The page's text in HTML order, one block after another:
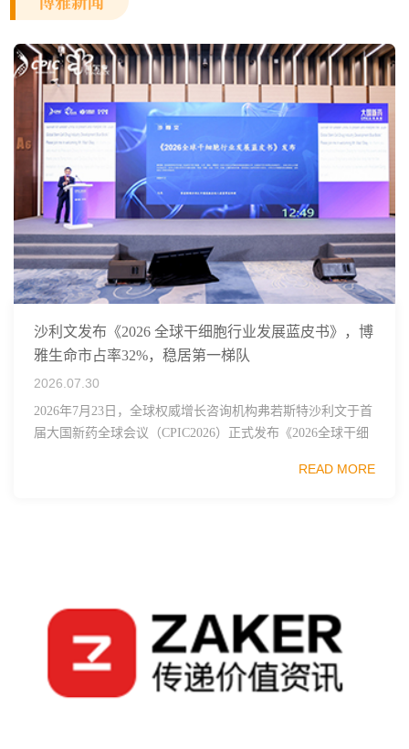
沙利文发布《2026 全球干细胞行业发展蓝皮书》，博
雅生命市占率32%，稳居第一梯队
2026.07.30
2026年7月23日，全球权威增长咨询机构弗若斯特沙利文于首
届大国新药全球会议（CPIC2026）正式发布《2026全球干细
READ MORE